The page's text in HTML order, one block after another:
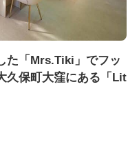
た「Mrs.Tiki」でフッ
久保町大窪にある「Lit